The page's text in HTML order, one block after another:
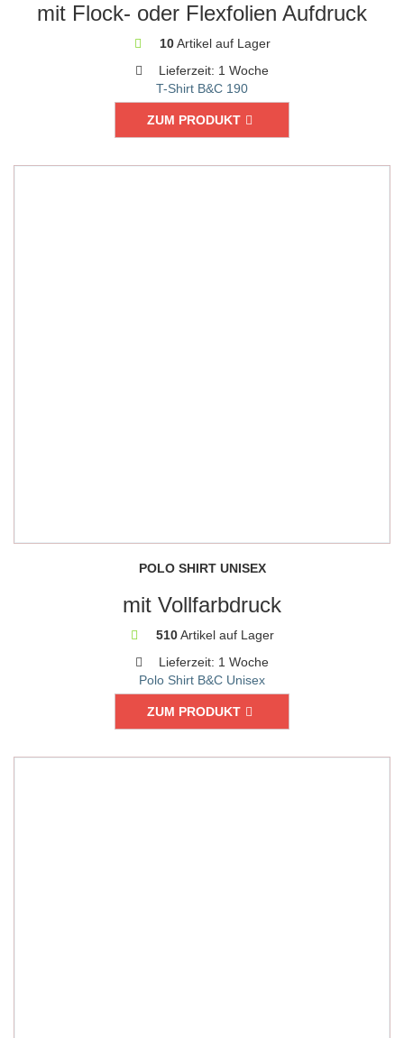
mit Flock- oder Flexfolien Aufdruck
10Artikel auf Lager
Lieferzeit: 1 Woche
T-Shirt B&C 190
ZUM PRODUKT
POLO SHIRT UNISEX
mit Vollfarbdruck
510Artikel auf Lager
Lieferzeit: 1 Woche
Polo Shirt B&C Unisex
ZUM PRODUKT